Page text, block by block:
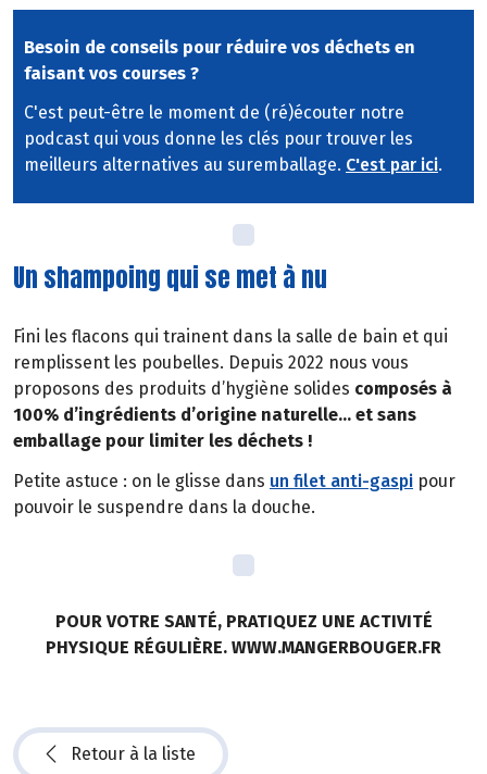
Besoin de conseils pour réduire vos déchets en
faisant vos courses ?
C'est peut-être le moment de (ré)écouter notre
podcast qui vous donne les clés pour trouver les
meilleurs alternatives au suremballage. C'est par ici.
Un shampoing qui se met à nu
Fini les flacons qui trainent dans la salle de bain et qui
remplissent les poubelles. Depuis 2022 nous vous
proposons des produits d’hygiène solides composés à
100% d’ingrédients d’origine naturelle… et sans
emballage pour limiter les déchets !
Petite astuce : on le glisse dans un filet anti-gaspi pour
pouvoir le suspendre dans la douche.
POUR VOTRE SANTÉ, PRATIQUEZ UNE ACTIVITÉ
PHYSIQUE RÉGULIÈRE. WWW.MANGERBOUGER.FR
Retour à la liste